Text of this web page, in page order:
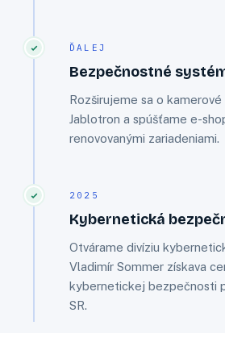
ĎALEJ
Bezpečnostné
Rozširujeme sa o
Jablotron a spúšťame e-
renovovanými zariadeniami.
2025
Kybernetická
Otvárame divíziu
Vladimír Sommer získava
kybernetickej bezpečnosti
SR.